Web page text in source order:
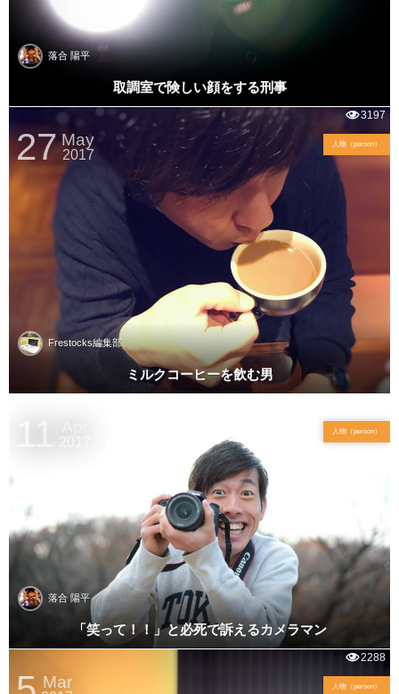
落合 陽平
取調室で険しい顔をする刑事
Frestocks編集部
ミルクコーヒーを飲む男
27 May
2017
人物（person）
3197
落合 陽平
「笑って！！」と必死で訴えるカメラマン
11 人物（person）
Mar 人物（person）
2288